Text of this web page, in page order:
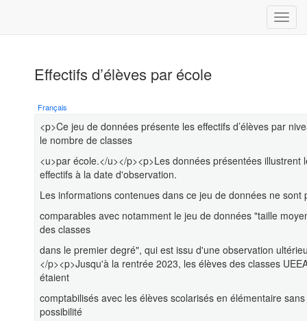
Effectifs d’élèves par école
Français
<p>Ce jeu de données présente les effectifs d’élèves par
le nombre de classes
<u>par école.</u></p><p>Les données présentées illustrent
effectifs à la date d'observation.
Les informations contenues dans ce jeu de données ne sont
comparables avec notamment le jeu de données "taille
des classes
dans le premier degré", qui est issu d'une observation
</p><p>Jusqu'à la rentrée 2023, les élèves des classes
étaient
comptabilisés avec les élèves scolarisés en élémentaire sans
possibilité